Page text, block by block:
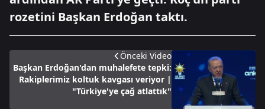
rozetini Başkan Erdoğan taktı.
Önceki Video
Başkan Erdoğan'dan muhalefete tepki:
Rakiplerimiz koltuk kavgası veriyor |
"Türkiye'ye çağ atlattık"